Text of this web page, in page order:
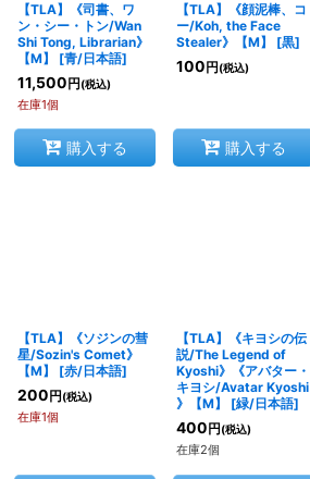
【TLA】《司書、ワ
ン・シー・トン/Wan
Shi Tong, Librarian》
【M】
[青/日本語]
11,500 円 (税込)
在庫1個
購入する
【TLA】《顔泥棒、コ
ー/Koh, the Face
Stealer》【M】
[黒]
100 円 (税込)
購入する
【TLA】《ソジンの彗
星/Sozin's Comet》
【M】
[赤/日本語]
200 円 (税込)
在庫1個
【TLA】《キヨシの伝
説/The Legend of
Kyoshi》《アバター・
キヨシ/Avatar Kyoshi
》【M】
[緑/日本語]
400 円 (税込)
在庫2個